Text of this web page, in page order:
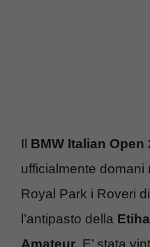
Il BMW Italian Open
ufficialmente domani
Royal Park i Roveri
l’antipasto della
Amateur. E’ stata